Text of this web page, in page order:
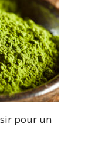
pour un